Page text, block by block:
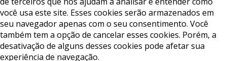
você usa este site. Esses cookies serão armazenados em
seu navegador apenas com o seu consentimento. Você
também tem a opção de cancelar esses cookies. Porém, a
desativação de alguns desses cookies pode afetar sua
experiência de navegação.